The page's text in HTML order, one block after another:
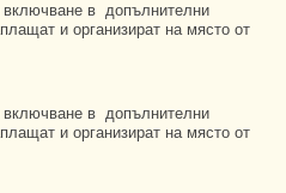
в допълнителни
и организират на място от
в допълнителни
и организират на място от